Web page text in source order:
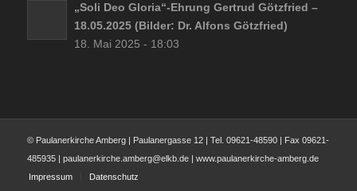
„Soli Deo Gloria“-Ehrung Gertrud Götzfried –
18.05.2025 (Bilder: Dr. Alfons Götzfried)
18. Mai 2025 - 18:03
© Paulanerkirche Amberg | Paulanergasse 12 | Tel. 09621-48590 | Fax 09621-
485935 | paulanerkirche.amberg@elkb.de | www.paulanerkirche-amberg.de
Impressum
Datenschutz